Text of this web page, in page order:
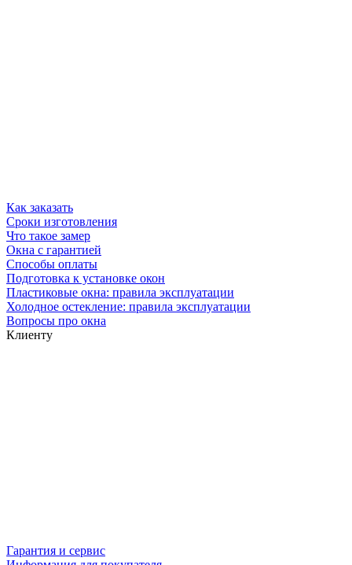
Как заказать
Сроки изготовления
Что такое замер
Окна с гарантией
Способы оплаты
Подготовка к установке окон
Пластиковые окна: правила эксплуатации
Холодное остекление: правила эксплуатации
Вопросы про окна
Клиенту
Гарантия и сервис